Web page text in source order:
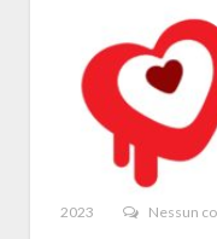
2023 Nessun